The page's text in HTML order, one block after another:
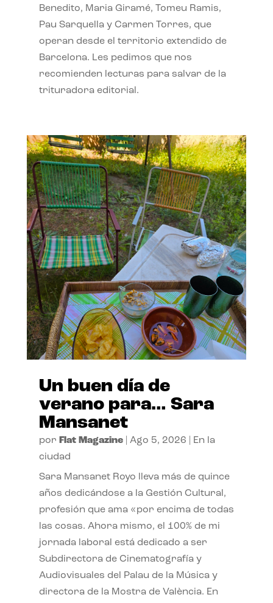
Benedito, Maria Giramé, Tomeu Ramis,
Pau Sarquella y Carmen Torres, que
operan desde el territorio extendido de
Barcelona. Les pedimos que nos
recomienden lecturas para salvar de la
trituradora editorial.
Un buen día de
verano para… Sara
Mansanet
por Flat Magazine| Ago 5, 2026
En la
ciudad
Sara Mansanet Royo lleva más de quince
años dedicándose a la Gestión Cultural,
profesión que ama «por encima de todas
las cosas. Ahora mismo, el 100% de mi
jornada laboral está dedicado a ser
Subdirectora de Cinematografía y
Audiovisuales del Palau de la Música y
directora de la Mostra de València. En